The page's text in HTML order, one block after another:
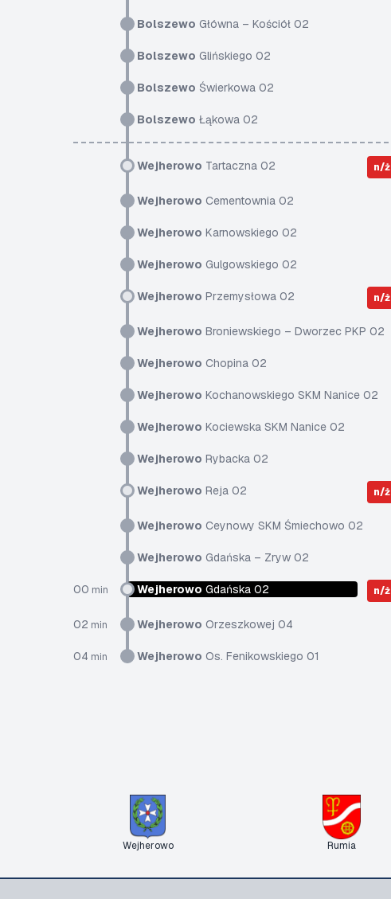
Bolszewo Główna – Kościół 02
Bolszewo Glińskiego 02
Bolszewo Świerkowa 02
Bolszewo Łąkowa 02
Wejherowo Tartaczna 02 n/ż
Wejherowo Cementownia 02
Wejherowo Karnowskiego 02
Wejherowo Gulgowskiego 02
Wejherowo Przemysłowa 02 n/ż
Wejherowo Broniewskiego – Dworzec PKP 02
Wejherowo Chopina 02
Wejherowo Kochanowskiego SKM Nanice 02
Wejherowo Kociewska SKM Nanice 02
Wejherowo Rybacka 02
Wejherowo Reja 02 n/ż
Wejherowo Ceynowy SKM Śmiechowo 02
Wejherowo Gdańska – Zryw 02
00 min Wejherowo Gdańska 02 n/ż
02 min Wejherowo Orzeszkowej 04
04 min Wejherowo Os. Fenikowskiego 01
Wejherowo Rumia